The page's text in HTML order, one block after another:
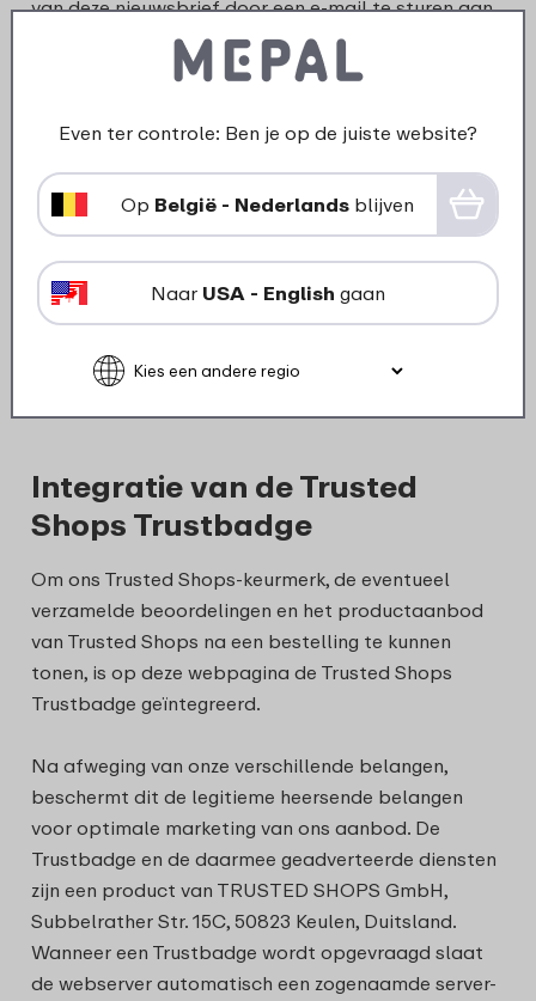
van deze nieuwsbrief door een e-mail te sturen aan
klantenservice@mepal.comof door de afmeldlink
in de nieuwsbrief te gebruiken.
Klarna
Wanneer je kiest voor de betalingsmethode Klarna,
dan voert de betalingsaanbieder Klarna mogelijk
zelf een kredietcheck uit of geeft voor het
verwerken van de betaling de betalingsgegevens
door aan een externe kredietinstelling. Je kan hier
op ieder moment bezwaar tegen maken.
Integratie van de Trusted
Shops Trustbadge
Om ons Trusted Shops-keurmerk, de eventueel
verzamelde beoordelingen en het productaanbod
van Trusted Shops na een bestelling te kunnen
tonen, is op deze webpagina de Trusted Shops
Trustbadge geïntegreerd.
Na afweging van onze verschillende belangen,
beschermt dit de legitieme heersende belangen
voor optimale marketing van ons aanbod. De
Trustbadge en de daarmee geadverteerde diensten
zijn een product van TRUSTED SHOPS GmbH,
Subbelrather Str. 15C, 50823 Keulen, Duitsland.
Wanneer een Trustbadge wordt opgevraagd slaat
de webserver automatisch een zogenaamde server-
Even ter controle: Ben je op de juiste website?
Op België - Nederlands blijven
Naar USA - English gaan